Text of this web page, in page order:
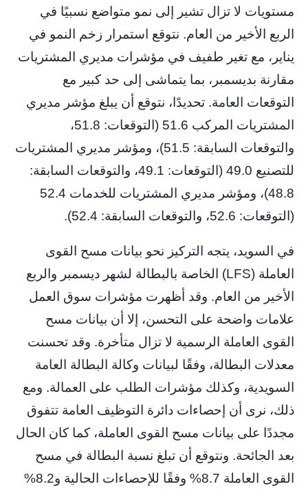
مستويات لا تزال تشير إلى نمو متواضع نسبيًا في
الربع الأخير من العام. نتوقع استمرار زخم النمو في
يناير، مع تغير طفيف في مؤشرات مديري المشتريات
مقارنة بديسمبر، بما يتماشى إلى حد كبير مع
التوقعات العامة. تحديدًا، نتوقع أن يبلغ مؤشر مديري
المشتريات المركب 51.6 (التوقعات: 51.8،
والتوقعات السابقة: 51.5)، ومؤشر مديري المشتريات
للتصنيع 49.0 (التوقعات: 49.1، والتوقعات السابقة:
48.8)، ومؤشر مديري المشتريات للخدمات 52.4
(التوقعات: 52.6، والتوقعات السابقة: 52.4).
في السويد، يتجه التركيز نحو بيانات مسح القوى
العاملة (LFS) الخاصة بالبطالة لشهر ديسمبر والربع
الأخير من العام. وقد أظهرت مؤشرات سوق العمل
علامات واضحة على التحسن، إلا أن بيانات مسح
القوى العاملة الرسمية لا تزال متأخرة. وقد تحسنت
معدلات البطالة، وفقًا لبيانات وكالة البطالة العامة
السويدية، وكذلك مؤشرات الطلب على العمالة. ومع
ذلك، نرى أن إحصاءات دائرة التوظيف العامة تتفوق
مجددًا على بيانات مسح القوى العاملة، كما كان الحال
بعد الجائحة. ونتوقع أن تبلغ نسبة البطالة في مسح
القوى العاملة 8.7% وفقًا للإحصاءات الحالية و8.2%